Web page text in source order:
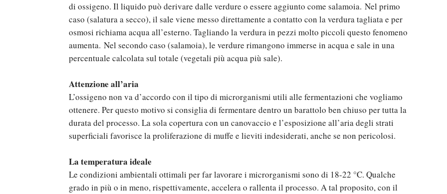
di ossigeno. Il liquido può derivare dalle verdure o essere aggiunto come salamoia. Nel primo
caso (salatura a secco), il sale viene messo direttamente a contatto con la verdura tagliata e per
osmosi richiama acqua all’esterno. Tagliando la verdura in pezzi molto piccoli questo fenomeno
aumenta. Nel secondo caso (salamoia), le verdure rimangono immerse in acqua e sale in una
percentuale calcolata sul totale (vegetali più acqua più sale).
Attenzione all’aria
L’ossigeno non va d’accordo con il tipo di microrganismi utili alle fermentazioni che vogliamo
ottenere. Per questo motivo si consiglia di fermentare dentro un barattolo ben chiuso per tutta la
durata del processo. La sola copertura con un canovaccio e l’esposizione all’aria degli strati
superficiali favorisce la proliferazione di muffe e lieviti indesiderati, anche se non pericolosi.
La temperatura ideale
Le condizioni ambientali ottimali per far lavorare i microrganismi sono di 18-22 °C. Qualche
grado in più o in meno, rispettivamente, accelera o rallenta il processo. A tal proposito, con il